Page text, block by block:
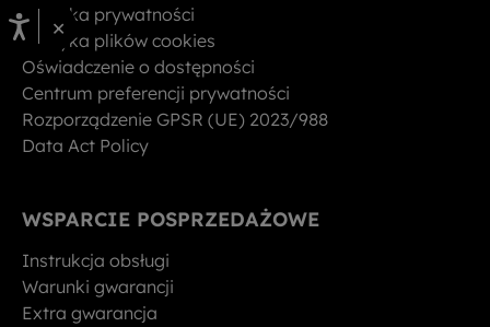
Polityka prywatności
Polityka plików cookies
Oświadczenie o dostępności
Centrum preferencji prywatności
Rozporządzenie GPSR (UE) 2023/988
Data Act Policy
WSPARCIE POSPRZEDAŻOWE
Instrukcja obsługi
Warunki gwarancji
Extra gwarancja
×